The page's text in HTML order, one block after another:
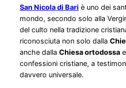
San Nicola di Bari è uno dei
mondo, secondo solo alla
del culto nella tradizione
riconosciuta non solo dalla
anche dalla Chiesa ortodossa
confessioni cristiane, a
davvero universale.